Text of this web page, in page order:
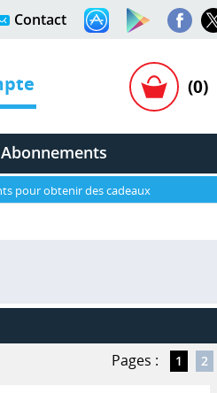
Contact
(0)
Abonnements
pour obtenir des cadeaux
Pages : 1 2